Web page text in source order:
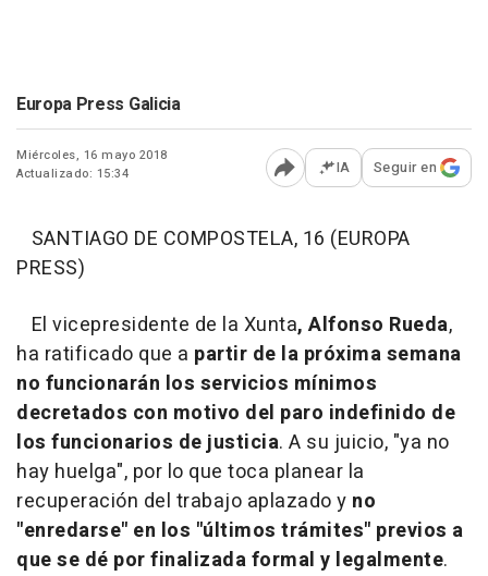
Europa Press Galicia
Miércoles, 16 mayo 2018
Actualizado: 15:34
Abrir opciones para
IA Seguir en
SANTIAGO DE COMPOSTELA, 16 (EUROPA
PRESS)
El vicepresidente de la Xunta, Alfonso Rueda,
ha ratificado que a partir de la próxima semana
no funcionarán los servicios mínimos
decretados con motivo del paro indefinido de
los funcionarios de justicia. A su juicio, "ya no
hay huelga", por lo que toca planear la
recuperación del trabajo aplazado y no
"enredarse" en los "últimos trámites" previos a
que se dé por finalizada formal y legalmente.